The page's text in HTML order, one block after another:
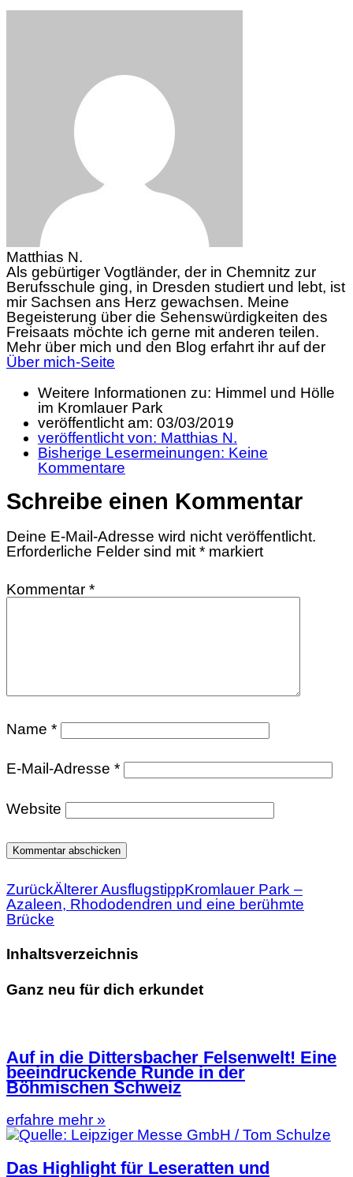
Matthias N.
Als gebürtiger Vogtländer, der in Chemnitz zur
Berufsschule ging, in Dresden studiert und lebt, ist
mir Sachsen ans Herz gewachsen. Meine
Begeisterung über die Sehenswürdigkeiten des
Freisaats möchte ich gerne mit anderen teilen.
Mehr über mich und den Blog erfahrt ihr auf der
Über mich-Seite
Weitere Informationen zu: Himmel und Hölle
im Kromlauer Park
veröffentlicht am: 03/03/2019
veröffentlicht von: Matthias N.
Bisherige Lesermeinungen: Keine
Kommentare
Schreibe einen Kommentar
Deine E-Mail-Adresse wird nicht veröffentlicht.
Erforderliche Felder sind mit * markiert
Kommentar *
Name *
E-Mail-Adresse *
Website
ZurückÄlterer AusflugstippKromlauer Park –
Azaleen, Rhododendren und eine berühmte
Brücke
Inhaltsverzeichnis
Ganz neu für dich erkundet
Auf in die Dittersbacher Felsenwelt! Eine
beeindruckende Runde in der
Böhmischen Schweiz
erfahre mehr »
Das Highlight für Leseratten und